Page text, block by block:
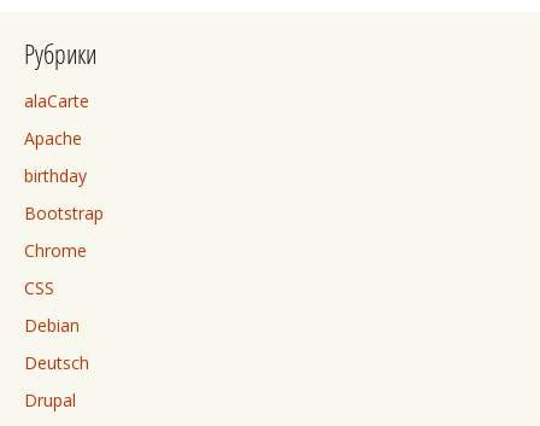
Рубрики
alaCarte
Apache
birthday
Bootstrap
Chrome
CSS
Debian
Deutsch
Drupal